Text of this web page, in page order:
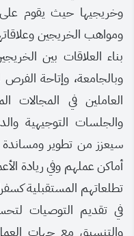
وخريجيها حيث يقوم
ومواهب الخريجين
بناء العلاقات بين
وبالجامعة، وإتاحة
العاملين في المجالات
والجلسات التوجيهية
سيعزز من تطوير
أماكن عملهم وفي ريادة
تطلعاتهم المستقبلية
في تقديم التوصيات
والتنسيق مع جهات